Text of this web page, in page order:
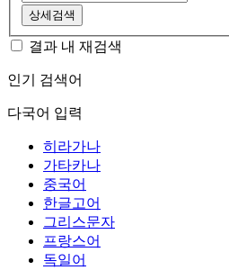
상세검색
결과 내 재검색
인기 검색어
다국어 입력
히라가나
가타카나
중국어
한글고어
그리스문자
프랑스어
독일어